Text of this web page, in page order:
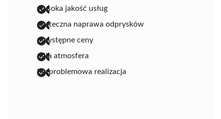
wysoka jakość usług
skuteczna naprawa odprysków
przystępne ceny
miła atmosfera
bezproblemowa realizacja